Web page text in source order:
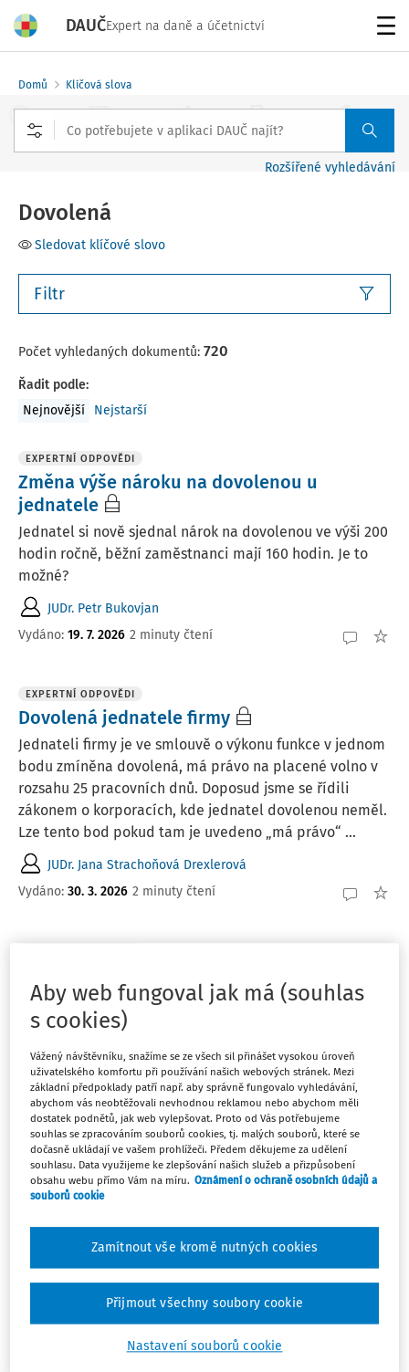
DAUČExpert na daně a účetnictví
Domů Klíčová slova
Rozšířené vyhledávání
Dovolená
Sledovat klíčové slovo
Filtr
Počet vyhledaných dokumentů: 720
Řadit podle:
Nejnovější
Nejstarší
EXPERTNÍ ODPOVĚDI
Změna výše nároku na dovolenou u
jednatele
Jednatel si nově sjednal nárok na dovolenou ve výši 200
hodin ročně, běžní zaměstnanci mají 160 hodin. Je to
možné?
JUDr. Petr Bukovjan
Vydáno: 19. 7. 2026 2 minuty čtení
EXPERTNÍ ODPOVĚDI
Dovolená jednatele firmy
Jednateli firmy je ve smlouvě o výkonu funkce v jednom
bodu zmíněna dovolená, má právo na placené volno v
rozsahu 25 pracovních dnů. Doposud jsme se řídili
zákonem o korporacích, kde jednatel dovolenou neměl.
Lze tento bod pokud tam je uvedeno „má právo“ ...
JUDr. Jana Strachoňová Drexlerová
Vydáno: 30. 3. 2026 2 minuty čtení
čerpáním dovolené
Které složky platu jsou kráceny v souvislosti s čerpáním
podle § 129 ZP, osobní příplatek podle § 131 ZP a
příplatek za vedení. Jeden mzdový SW tyto příplatky
přepočítává, druhý je nechává v absolutní výši.
JUDr. PhDr. Jiří Valenta
Vydáno:13. 2. 2026 2 minuty čtení
EXPERTNÍ ODPOVĚDI
Úprava nároku na dovolenou
Zaměstnanec byl v pracovní neschopnosti od 1. 1. 2025
do 4. 7. 2025 . Následovala neschopnost od 21. 7. do 25.
7. 2025 a od 4. 8. 2025 do 12. 9. 2025. Pro úpravu nároku
na dovolenou se započtou všechny dny neschopnosti,
Aby web fungoval jak má (souhlas
s cookies)
Vážený návštěvníku, snažíme se ze všech sil přinášet vysokou úroveň
uživatelského komfortu při používání našich webových stránek. Mezi
základní předpoklady patří např. aby správně fungovalo vyhledávání,
abychom vás neobtěžovali nevhodnou reklamou nebo abychom měli
dostatek podnětů, jak web vylepšovat. Proto od Vás potřebujeme
souhlas se zpracováním souborů cookies, tj. malých souborů, které se
dočasně ukládají ve vašem prohlížeči. Předem děkujeme za udělení
souhlasu. Data využijeme ke zlepšování našich služeb a přizpůsobení
obsahu webu přímo Vám na míru. Oznámení o ochraně osobních údajů a
souborů cookie
Nastavení souborů cookie
Zamítnout vše kromě nutných cookies
Přijmout všechny soubory cookie